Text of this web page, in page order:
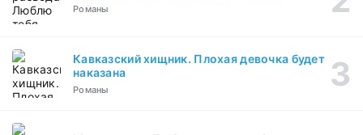
Романы
Кавказский хищник. Плохая девочка будет
наказана
Романы